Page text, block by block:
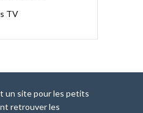
TV
un site pour les petits
retrouver les